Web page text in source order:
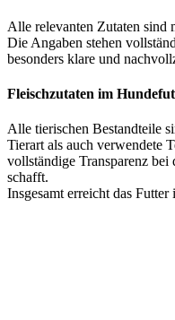
Alle relevanten Zutaten sind
Die Angaben stehen
besonders klare und
Fleischzutaten im
Alle tierischen Bestandteile
Tierart als auch verwendete
vollständige Transparenz bei
schafft.
Insgesamt erreicht das